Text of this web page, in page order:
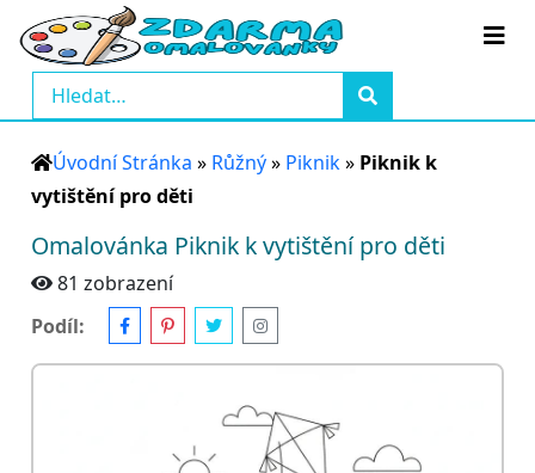
Úvodní Stránka » Růžný» Piknik» Piknik k
vytištění pro děti
Omalovánka Piknik k vytištění pro děti
81 zobrazení
Podíl: